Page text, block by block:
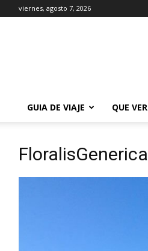
viernes, agosto 7, 2026
GUIA DE VIAJE
QUE VER
FloralisGenerica